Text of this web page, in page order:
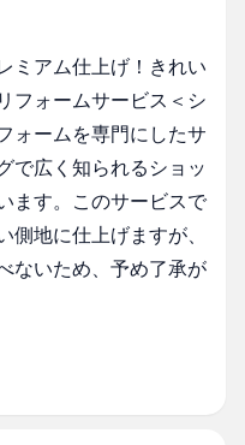
ミアム仕上げ！きれい
フォームサービス＜シ
ォームを専門にしたサ
で広く知られるショッ
ます。このサービスで
地に仕上げますが、
ないため、予め了承が